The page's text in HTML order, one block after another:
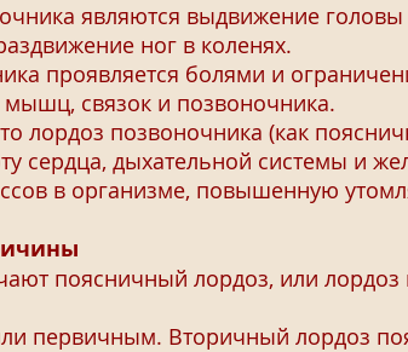
являются выдвижение головы
ног в коленях.
проявляется болями и
связок и позвоночника.
лордоз позвоночника (как
сердца, дыхательной системы и
в организме, повышенную
поясничный лордоз, или лордоз
Вторичный лордоз